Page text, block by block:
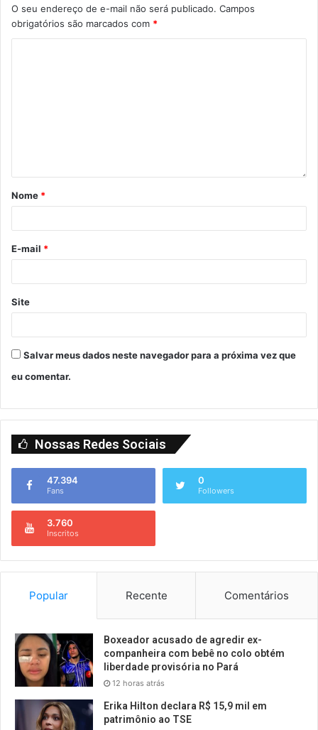
O seu endereço de e-mail não será publicado. Campos
obrigatórios são marcados com *
Nome *
E-mail *
Site
Salvar meus dados neste navegador para a próxima vez que
eu comentar.
Nossas Redes Sociais
47.394
Fans
0
Followers
3.760
Inscritos
Popular Recente Comentários
Boxeador acusado de agredir ex-
companheira com bebê no colo obtém
liberdade provisória no Pará
12 horas atrás
Erika Hilton declara R$ 15,9 mil em
patrimônio ao TSE